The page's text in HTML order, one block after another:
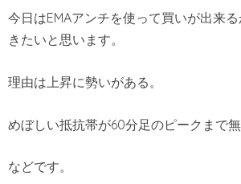
今日はEMAアンチを使って買いが出来
きたいと思います。
理由は上昇に勢いがある。
めぼしい抵抗帯が60分足のピークまで無
などです。